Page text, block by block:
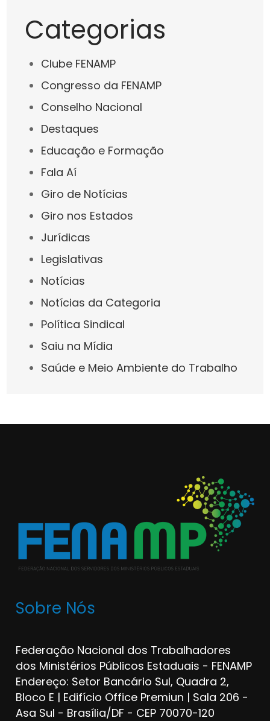
Categorias
Clube FENAMP
Congresso da FENAMP
Conselho Nacional
Destaques
Educação e Formação
Fala Aí
Giro de Notícias
Giro nos Estados
Jurídicas
Legislativas
Notícias
Notícias da Categoria
Política Sindical
Saiu na Mídia
Saúde e Meio Ambiente do Trabalho
Sobre Nós
Federação Nacional dos Trabalhadores
dos Ministérios Públicos Estaduais - FENAMP
Endereço: Setor Bancário Sul, Quadra 2,
Bloco E | Edifício Office Premiun | Sala 206 -
Asa Sul - Brasília/DF - CEP 70070-120